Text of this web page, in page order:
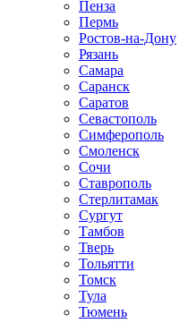
Пенза
Пермь
Ростов-на-Дону
Рязань
Самара
Саранск
Саратов
Севастополь
Симферополь
Смоленск
Сочи
Ставрополь
Стерлитамак
Сургут
Тамбов
Тверь
Тольятти
Томск
Тула
Тюмень